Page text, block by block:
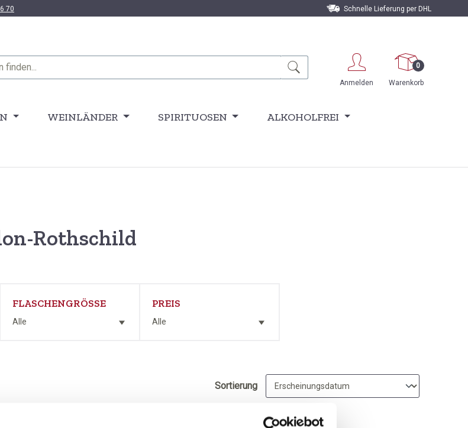
70 Schnelle Lieferung per DHL
Anmelden
0
Warenkorb
WEINLÄNDER SPIRITUOSEN ALKOHOLFREI
Rothschild
FLASCHENGRÖSSE
Alle
PREIS
Alle
Sortierung